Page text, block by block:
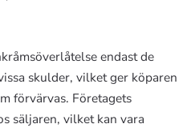
endast de
skulder, vilket ger köparen
förvärvas. Företagets
säljaren, vilket kan vara